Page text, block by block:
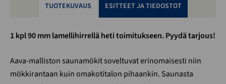
TUOTEKUVAUS ESITTEET JA TIEDOSTOT
1 kpl 90 mm lamellihirrellä heti toimitukseen. Pyydä tarjous!
Aava-malliston saunamökit soveltuvat erinomaisesti niin
mökkirantaan kuin omakotitalon pihaankin. Saunasta